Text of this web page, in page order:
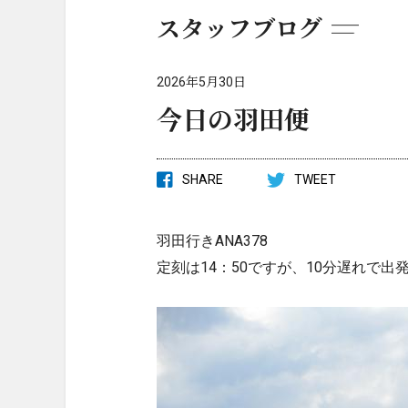
スタッフブログ
2026年5月30日
今日の羽田便
SHARE TWEET
羽田行きANA378
定刻は14：50ですが、10分遅れで出